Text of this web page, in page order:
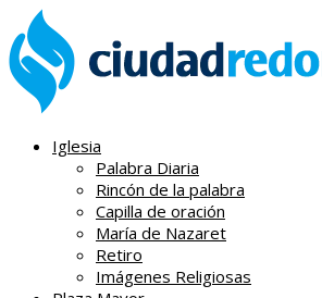
Iglesia
Palabra Diaria
Rincón de la palabra
Capilla de oración
María de Nazaret
Retiro
Imágenes Religiosas